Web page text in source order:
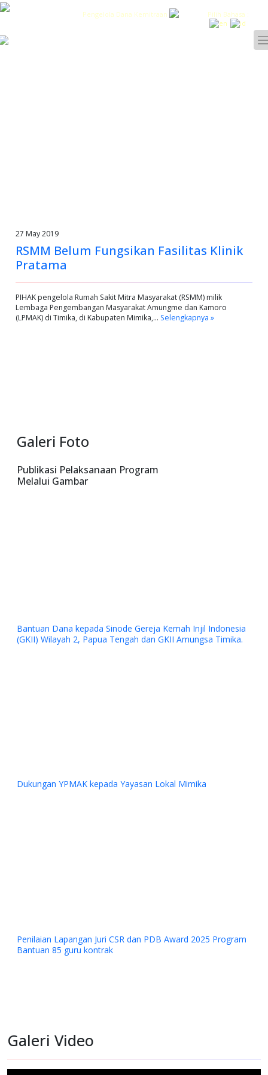
Pengelola Dana Kemitraan Pilih Bahasa :
27 May 2019
RSMM Belum Fungsikan Fasilitas Klinik
Pratama
PIHAK pengelola Rumah Sakit Mitra Masyarakat (RSMM) milik
Lembaga Pengembangan Masyarakat Amungme dan Kamoro
(LPMAK) di Timika, di Kabupaten Mimika,… Selengkapnya »
Galeri Foto
Publikasi Pelaksanaan Program
Melalui Gambar
Bantuan Dana kepada Sinode Gereja Kemah Injil Indonesia
(GKII) Wilayah 2, Papua Tengah dan GKII Amungsa Timika.
Dukungan YPMAK kepada Yayasan Lokal Mimika
Penilaian Lapangan Juri CSR dan PDB Award 2025 Program
Bantuan 85 guru kontrak
Galeri Video